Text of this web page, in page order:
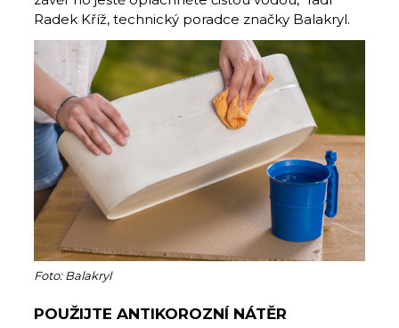
Radek Kříž, technický poradce značky Balakryl.
Foto: Balakryl
POUŽIJTE ANTIKOROZNÍ NÁTĚR